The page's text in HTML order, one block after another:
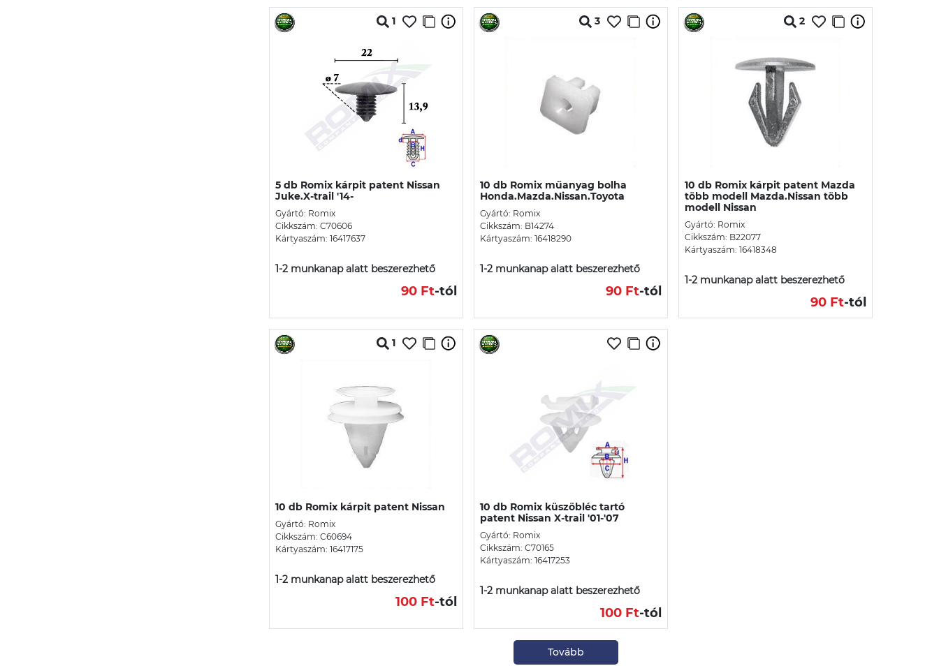
1
5 db Romix kárpit patent Nissan
Juke.X-trail '14-
Gyártó: Romix
Cikkszám: C70606
Kártyaszám: 16417637
1-2 munkanap alatt beszerezhető
90 Ft-tól
3
10 db Romix műanyag bolha
Honda.Mazda.Nissan.Toyota
Gyártó: Romix
Cikkszám: B14274
Kártyaszám: 16418290
1-2 munkanap alatt beszerezhető
90 Ft-tól
2
10 db Romix kárpit patent Mazda
több modell Mazda.Nissan több
modell Nissan
Gyártó: Romix
Cikkszám: B22077
Kártyaszám: 16418348
1-2 munkanap alatt beszerezhető
90 Ft-tól
1
10 db Romix kárpit patent Nissan
Gyártó: Romix
Cikkszám: C60694
Kártyaszám: 16417175
1-2 munkanap alatt beszerezhető
100 Ft-tól
10 db Romix küszöbléc tartó
patent Nissan X-trail '01-'07
Gyártó: Romix
Cikkszám: C70165
Kártyaszám: 16417253
1-2 munkanap alatt beszerezhető
100 Ft-tól
Tovább